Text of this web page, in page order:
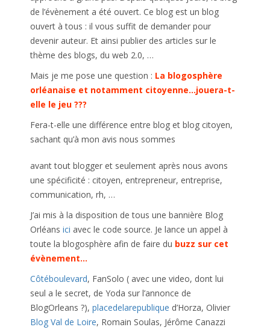
de l’évènement a été ouvert. Ce blog est un blog
ouvert à tous : il vous suffit de demander pour
devenir auteur. Et ainsi publier des articles sur le
thème des blogs, du web 2.0, …
Mais je me pose une question : La blogosphère
orléanaise et notamment citoyenne…jouera-t-
elle le jeu ???
Fera-t-elle une différence entre blog et blog citoyen,
sachant qu’à mon avis nous sommes
avant tout blogger et seulement après nous avons
une spécificité : citoyen, entrepreneur, entreprise,
communication, rh, …
J’ai mis à la disposition de tous une bannière Blog
Orléans ici avec le code source. Je lance un appel à
toute la blogosphère afin de faire du buzz sur cet
évènement…
Côtéboulevard, FanSolo ( avec une video, dont lui
seul a le secret, de Yoda sur l’annonce de
BlogOrleans ?), placedelarepublique d’Horza, Olivier
Blog Val de Loire, Romain Soulas, Jérôme Canazzi